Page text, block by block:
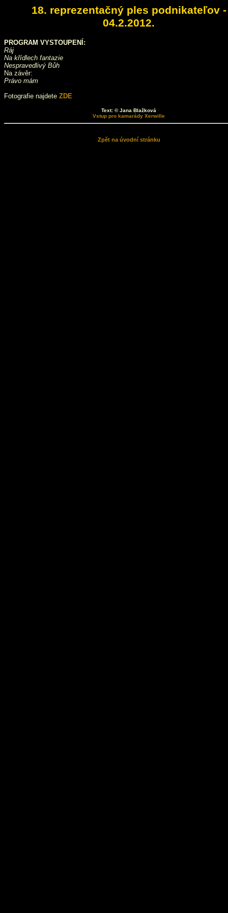
18. reprezentačný ples podnikateľov -
04.2.2012.
PROGRAM VYSTOUPENÍ:
Ráj
Na křídlech fantazie
Nespravedlivý Bůh
Na závěr:
Právo mám
Fotografie najdete ZDE
Text: © Jana Blažková
Vstup pro kamarády Xerwille
Zpět na úvodní stránku